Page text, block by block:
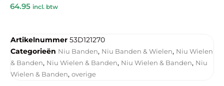
64.95 incl. btw
Artikelnummer 53D121270
Categorieën Niu Banden, Niu Banden & Wielen, Niu Wielen
& Banden, Niu Wielen & Banden, Niu Wielen & Banden, Niu
Wielen & Banden, overige